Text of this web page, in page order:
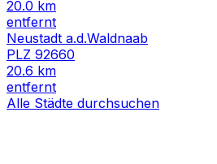
20.0 km
entfernt
Neustadt a.d.Waldnaab
PLZ 92660
20.6 km
entfernt
Alle Städte durchsuchen